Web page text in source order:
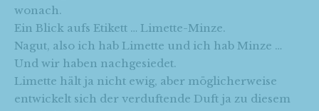
wonach.
Ein Blick aufs Etikett … Limette-Minze.
Nagut, also ich hab Limette und ich hab Minze …
Und wir haben nachgesiedet.
Limette hält ja nicht ewig, aber möglicherweise
entwickelt sich der verduftende Duft ja zu diesem